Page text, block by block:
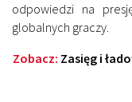
odpowiedzi na
globalnych graczy.
Zobacz: Zasięg i